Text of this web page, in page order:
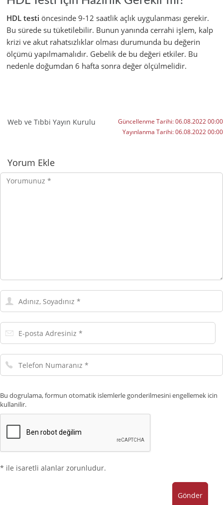
HDL testi öncesinde 9-12 saatlik açlık uygulanması gerekir.
Bu sürede su tüketilebilir. Bunun yanında cerrahi işlem, kalp
krizi ve akut rahatsızlıklar olması durumunda bu değerin
ölçümü yapılmamalıdır. Gebelik de bu değeri etkiler. Bu
nedenle doğumdan 6 hafta sonra değer ölçülmelidir.
Web ve Tıbbi Yayın Kurulu Güncellenme Tarihi:06.08.2022 00:00
Yayınlanma Tarihi:06.08.2022 00:00
Yorumlar
Yorum Ekle
Yorumunuz
Adınız,
Soyadınız
E-
posta
Telefon
Numaranız
Bu dogrulama, formun otomatik islemlerle gonderilmesini engellemek icin
kullanilir.
* ile isaretli alanlar zorunludur.
Gönder